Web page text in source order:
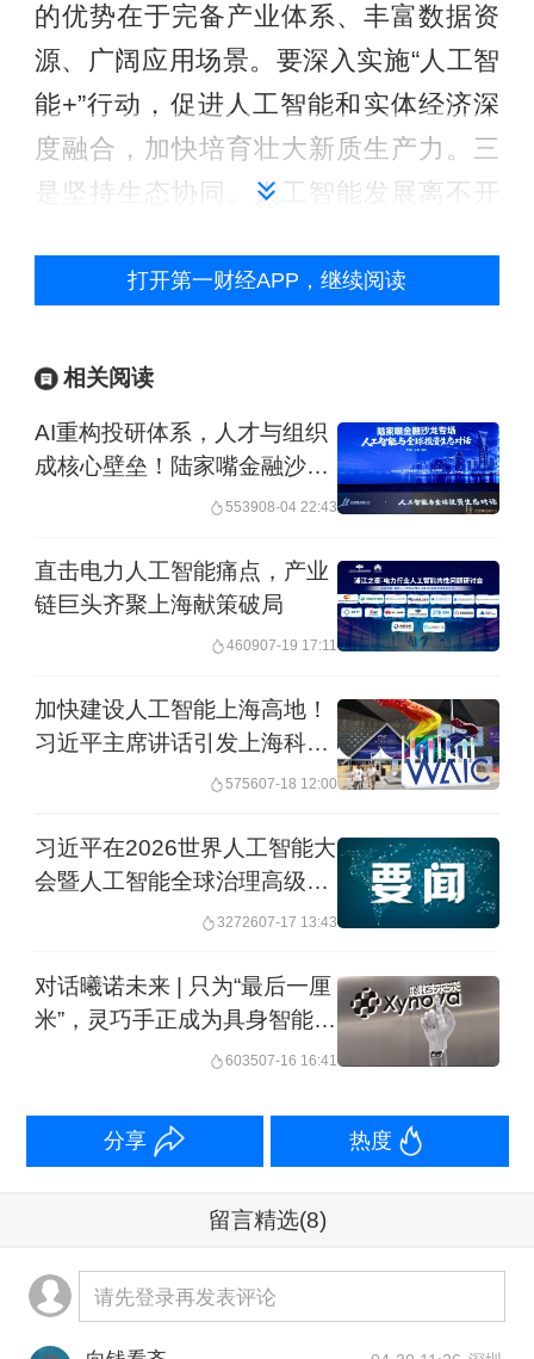
的优势在于完备产业体系、丰富数据资
源、广阔应用场景。要深入实施“人工智
能+”行动，促进人工智能和实体经济深
度融合，加快培育壮大新质生产力。三
是坚持生态协同。人工智能发展离不开
新，推动创新链产业链上下游、多主体
善、更加繁荣。四是坚持开放共赢。人
而应搭建互利合作的桥梁。要落实好全
球人工智能治理倡议，深化算力、数
国人民。五是坚持安全可控。无论人工
智能如何发展，都应当为人类所利用、
善制度、加强监管，推动人工智能健康
►►据央视新闻，记者29日从国家数据
局了解到，我国高质量数据集总数进一
步增长，数据赋能人工智能成效日益显
现。国家层面首次推出数据集管理服务
平台。数据是人工智能发展的基础支撑
之一，高质量数据集可以用于提升大模
今年一季度，全国已建成高质量数据集
当于中国国家图书馆数字资源总量的336
倍左右。国家数据局负责人在第九届数
字中国建设峰会上表示，人工智能正从
打开第一财经APP，继续阅读
相关阅读
AI重构投研体系，人才与组织
成核心壁垒！陆家嘴金融沙龙
553908-04 22:43
直击电力人工智能痛点，产业
链巨头齐聚上海献策破局
460907-19 17:11
加快建设人工智能上海高地！
习近平主席讲话引发上海科技
575607-18 12:00
习近平在2026世界人工智能大
会暨人工智能全球治理高级别
会议开幕式上的主旨讲话（全
3272607-17 13:43
对话曦诺未来 | 只为“最后一厘
米”，灵巧手正成为具身智能的
603507-16 16:41
分享 热度
留言精选(8)
请先登录再发表评论